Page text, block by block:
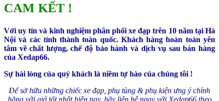
CAM KẾT !
Với uy tín và kinh nghiệm phân phối xe đạp trên 10 năm tại Hà
Nội và các tỉnh thành toàn quốc. Khách hàng hoàn toàn yên
tâm về chất lượng, chế độ bảo hành và dịch vụ sau bán hàng
của Xedap66.
Sự hài lòng của quý khách là niềm tự hào của chúng tôi !
Để sở hữu những chiếc xe đạp, phụ tùng & phụ kiện ưng ý chính
hãng với giá tốt nhất hiện nay, hãy liên hệ ngay với Xedap66 theo